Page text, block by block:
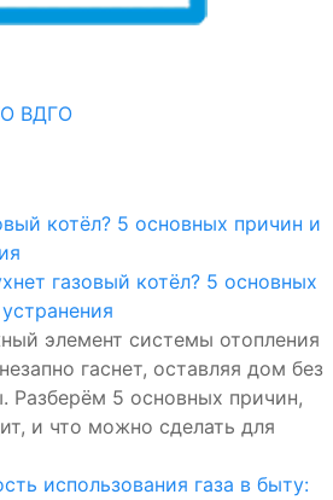
ВДГО
газовый котёл? 5 основных
элемент системы отопления
гаснет, оставляя дом без
Разберём 5 основных причин,
и что можно сделать для
использования газа в быту: